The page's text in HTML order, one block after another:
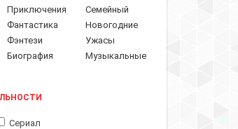
Приключения
Семейный
Фантастика
Новогодние
Фэнтези
Ужасы
Биография
Музыкальные
Сериал